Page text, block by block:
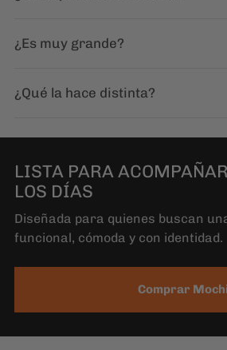
¿Es muy grande?
¿Qué la hace distinta?
LISTA PARA
LOS DÍAS
Diseñada para quienes buscan
funcional, cómoda y con identidad.
Comprar